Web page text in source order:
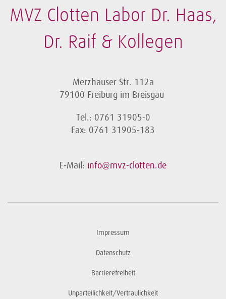
MVZ Clotten Labor Dr. Haas,
Dr. Raif & Kollegen
Merzhauser Str. 112a
79100 Freiburg im Breisgau
Tel.: 0761 31905-0
Fax: 0761 31905-183
E-Mail: info@mvz-clotten.de
Impressum
Datenschutz
Barrierefreiheit
Unparteilichkeit/Vertraulichkeit